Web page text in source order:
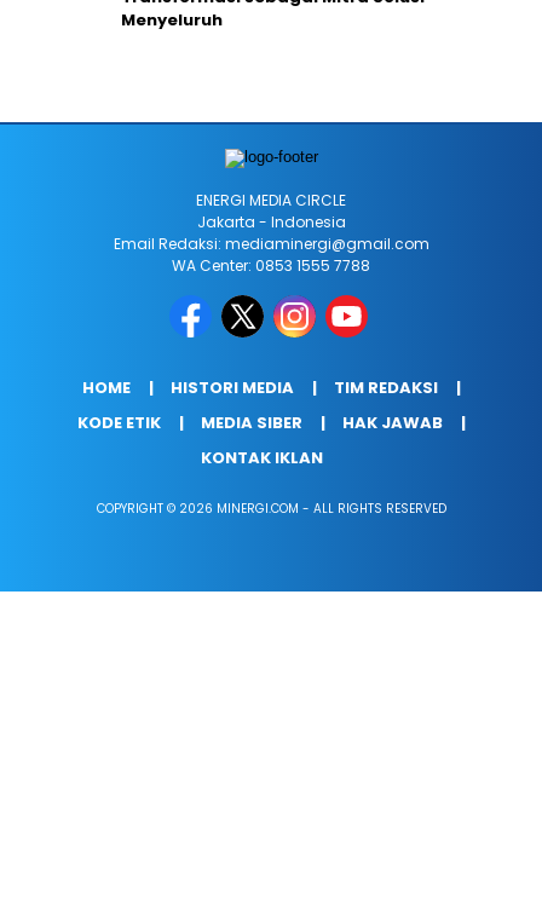
Menyeluruh
ENERGI MEDIA CIRCLE
Jakarta - Indonesia
Email Redaksi: mediaminergi@gmail.com
WA Center: 0853 1555 7788
HOME HISTORI MEDIA
TIM REDAKSI
KODE ETIK
MEDIA SIBER
HAK JAWAB
KONTAK IKLAN
COPYRIGHT © 2026 MINERGI.COM - ALL RIGHTS RESERVED